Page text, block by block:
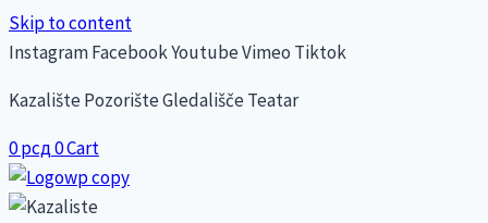
Skip to content
InstagramFacebookYoutubeVimeo Tiktok
Kazalište Pozorište Gledališče Teatar
0рсд0Cart